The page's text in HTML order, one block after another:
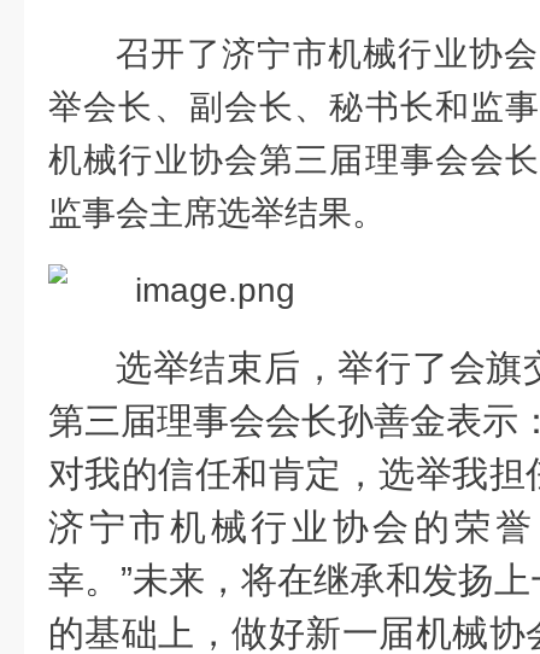
召开了济宁市机械行业协
举会长、副会长、秘书长和监
机械行业协会第三届理事会会
监事会主席选举结果。
选举结束后，举行了会旗
第三届理事会会长孙善金表示
对我的信任和肯定，选举我
济宁市机械行业协会的荣
幸。”未来，将在继承和发扬
的基础上，做好新一届机械